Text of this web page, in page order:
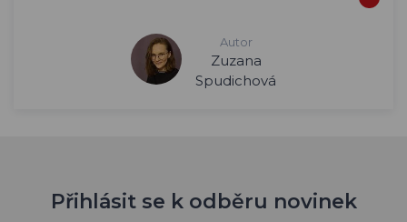
Autor
Zuzana
Spudichová
Přihlásit se k odběru novinek